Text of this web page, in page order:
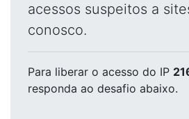
acessos suspeitos a
conosco.
Para liberar o acesso do IP
responda ao desafio abaixo.